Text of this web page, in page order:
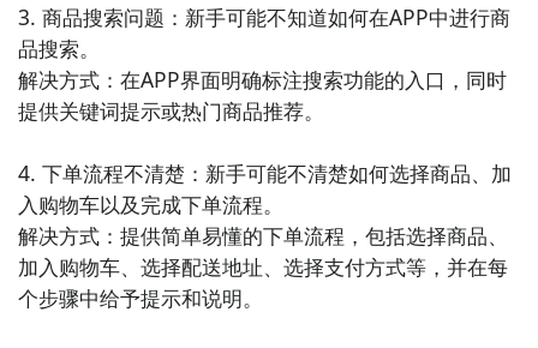
3. 商品搜索问题：新手可能不知道如何在APP中进行商
品搜索。
解决方式：在APP界面明确标注搜索功能的入口，同时
提供关键词提示或热门商品推荐。
4. 下单流程不清楚：新手可能不清楚如何选择商品、加
入购物车以及完成下单流程。
解决方式：提供简单易懂的下单流程，包括选择商品、
加入购物车、选择配送地址、选择支付方式等，并在每
个步骤中给予提示和说明。